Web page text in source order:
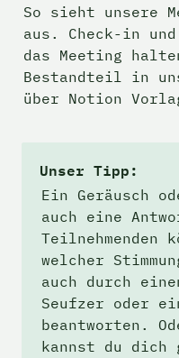
So sieht unsere
aus. Check-in
das Meeting
Bestandteil in
über Notion
Unser Tipp:
Ein Geräusch
auch eine
Teilnehmenden
welcher
auch durch
Seufzer oder
beantworten.
kannst du dich